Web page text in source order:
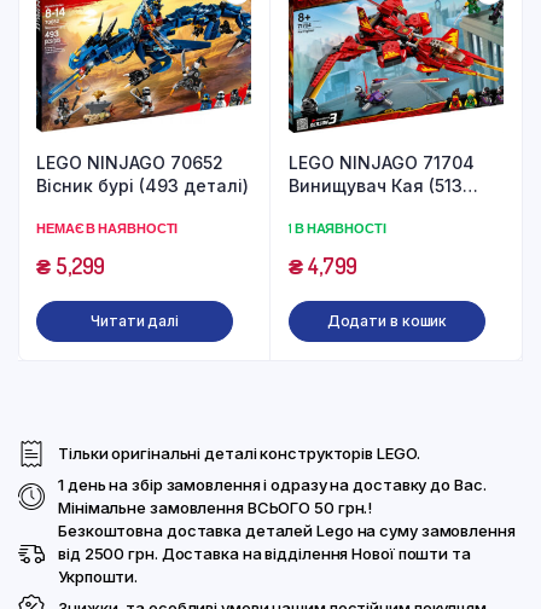
LEGO NINJAGO 70652
Вісник бурі (493 деталі)
НЕМАЄ В НАЯВНОСТІ
₴5,299
Читати далі
LEGO NINJAGO 71704
Винищувач Кая (513
1 В НАЯВНОСТІ
₴4,799
Додати в кошик
Тільки оригінальні деталі конструкторів LEGO.
1 день на збір замовлення і одразу на доставку до Вас.
Мінімальне замовлення ВСЬОГО 50 грн.!
Безкоштовна доставка деталей Lego на суму замовлення
від 2500 грн. Доставка на відділення Нової пошти та
Укрпошти.